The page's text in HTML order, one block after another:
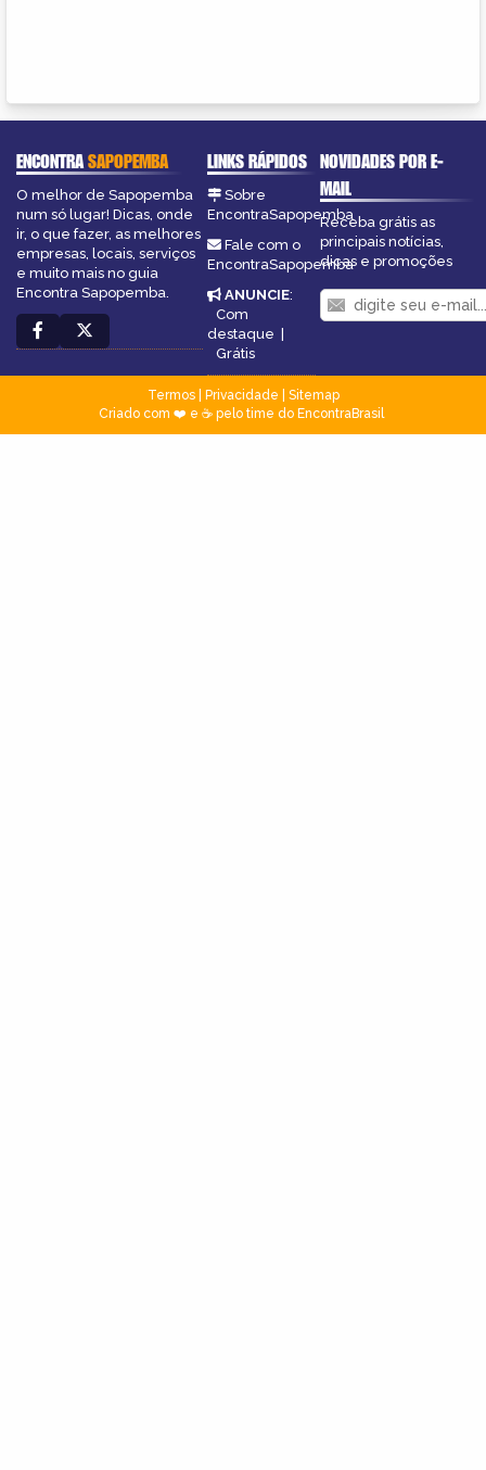
ENCONTRASAPOPEMBA
O melhor de Sapopemba
num só lugar! Dicas, onde
ir, o que fazer, as melhores
empresas, locais, serviços
e muito mais no guia
Encontra Sapopemba.
LINKS RÁPIDOS
Sobre
EncontraSapopemba
Fale com o
EncontraSapopemba
ANUNCIE:
Com
destaque |
Grátis
NOVIDADES POR E-
MAIL
Receba grátis as
principais notícias,
dicas e promoções
Termos| Privacidade
Sitemap
Criado com ❤️ e ☕ pelo time do EncontraBrasil